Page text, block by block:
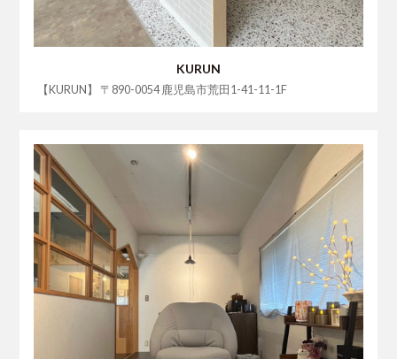
KURUN
【KURUN】 〒890-0054 鹿児島市荒田1-41-11-1F